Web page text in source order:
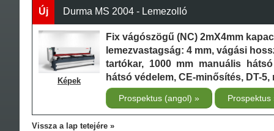
Új Durma MS 2004 - Lemezolló
Képek
Fix vágószögű (NC) 2mX4mm
lemezvastagság: 4 mm, vágási
tartókar, 1000 mm manuális
hátsó védelem, CE-minősítés, DT-
Prospektus (angol) Prospektus
Vissza a lap tetejére